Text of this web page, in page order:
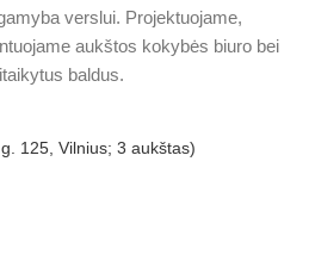
verslui. Projektuojame,
aukštos kokybės biuro bei
baldus.
125, Vilnius; 3 aukštas)